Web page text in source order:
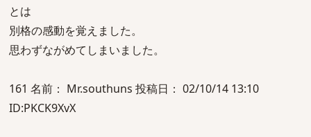
とは
別格の感動を覚えました。
思わずながめてしまいました。
161 名前： Mr.southuns 投稿日： 02/10/14 13:10
ID:PKCK9XvX